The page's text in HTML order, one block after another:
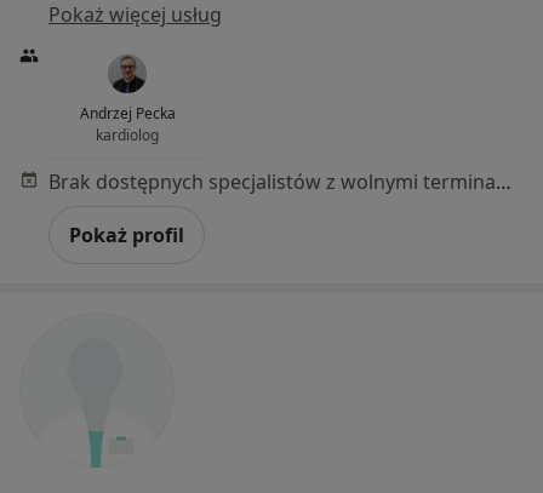
Pokaż więcej usług
Andrzej Pecka
kardiolog
Brak dostępnych specjalistów z wolnymi terminami w tym centrum medycznym.
Pokaż profil